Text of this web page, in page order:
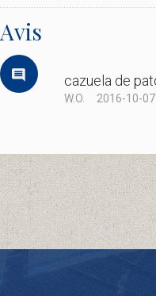
Avis
cazuela de
W.O. 2016-10-